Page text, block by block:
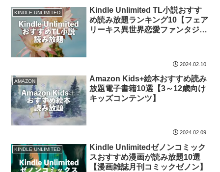
KINDLE UNLIMITED
Kindle Unlimited TL小説おすす
め読み放題ランキング10【フェア
リーキス異世界恋愛ファンタジー
2024.02.10
AMAZON
Amazon Kids+絵本おすすめ読み
放題電子書籍10選【3～12歳向け
キッズコンテンツ】
2024.02.09
KINDLE UNLIMITED
Kindle Unlimitedゼノンコミック
スおすすめ漫画が読み放題10選
【漫画雑誌月刊コミックゼノン】